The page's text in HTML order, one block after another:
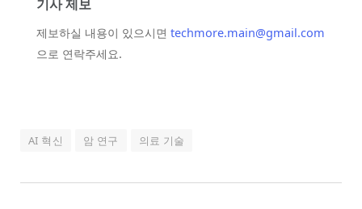
기사 제보
제보하실 내용이 있으시면 techmore.main@gmail.com
으로 연락주세요.
AI 혁신 암 연구 의료 기술